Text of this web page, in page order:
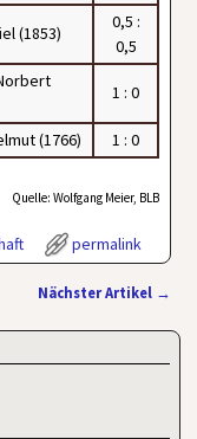
(1853)
0,5 :
0,5
1 : 0
(1766) 1 : 0
Quelle: Wolfgang Meier, BLB
permalink
Nächster Artikel →